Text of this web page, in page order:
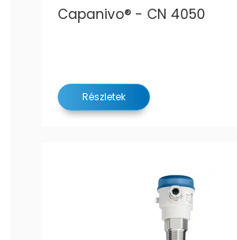
Capanivo® - CN 4050
Részletek